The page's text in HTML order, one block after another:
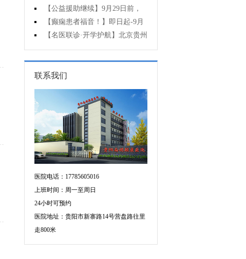
亲诊+高达万元补贴，名额有限，速
救助计划开启，专家免费亲诊+高达
万元治疗救助，速抢名额！
【公益援助继续】9月29日前，
癫痫名医免费亲诊+检查治疗大额援
助持续发放，速约！
【癫痫患者福音！】即日起-9月
15日，专项检查免费+北京三甲知名
专家空降贵阳亲诊，勿错过！
【名医联诊·开学护航】北京贵州
三甲癫痫名医公益亲诊+检查治疗大
额援助，速约！
联系我们
医院电话：17785605016
上班时间：周一至周日
24小时可预约
医院地址：贵阳市新寨路14号营盘路往里
走800米